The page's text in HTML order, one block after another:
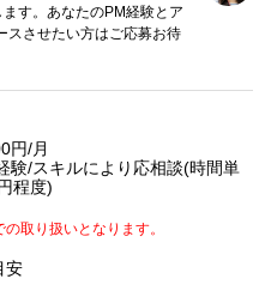
す。あなたのPM経験とア
スさせたい方はご応募お待
円/月
験/スキルにより応相談(時間単
程度)
取り扱いとなります。
安